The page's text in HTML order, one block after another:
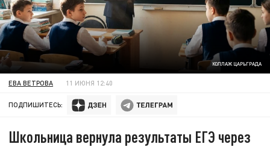
КОЛЛАЖ ЦАРЬГРАДА
ЕВА ВЕТРОВА 11 ИЮНЯ 12:40
ПОДПИШИТЕСЬ:
Школьница вернула результаты ЕГЭ через